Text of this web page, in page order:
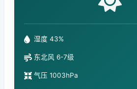
湿度 43%
东北风 6-7级
气压 1003hPa